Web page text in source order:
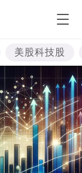
美股科技股